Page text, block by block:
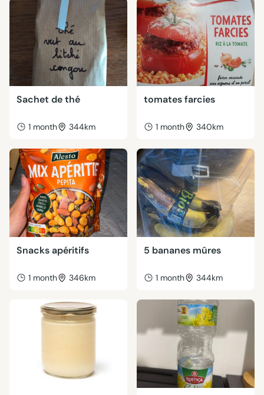
Sachet de thé
1 month 344km
tomates farcies
1 month 340km
Snacks apéritifs
1 month 346km
5 bananes mûres
1 month 344km